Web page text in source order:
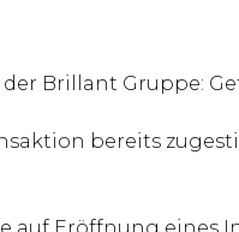
Brillant Gruppe:
bereits